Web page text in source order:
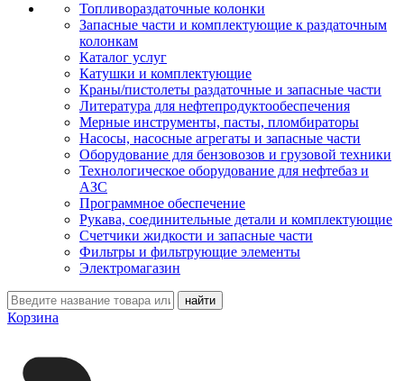
Топливораздаточные колонки
Запасные части и комплектующие к раздаточным
колонкам
Каталог услуг
Катушки и комплектующие
Краны/пистолеты раздаточные и запасные части
Литература для нефтепродуктообеспечения
Мерные инструменты, пасты, пломбираторы
Насосы, насосные агрегаты и запасные части
Оборудование для бензовозов и грузовой техники
Технологическое оборудование для нефтебаз и
АЗС
Программное обеспечение
Рукава, соединительные детали и комплектующие
Счетчики жидкости и запасные части
Фильтры и фильтрующие элементы
Электромагазин
Корзина